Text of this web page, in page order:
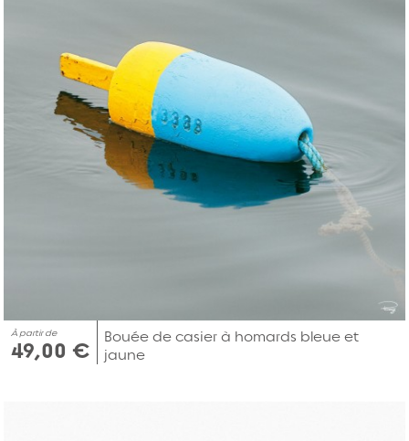
À partir de
49,00 €
Bouée de casier à homards bleue et
jaune